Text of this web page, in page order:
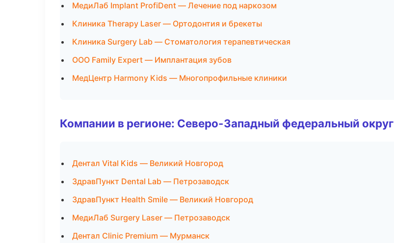
МедиЛаб Implant ProfiDent — Лечение под наркозом
Клиника Therapy Laser — Ортодонтия и брекеты
Клиника Surgery Lab — Стоматология терапевтическая
ООО Family Expert — Имплантация зубов
МедЦентр Harmony Kids — Многопрофильные клиники
Компании в регионе: Северо-Западный федеральный округ
Дентал Vital Kids — Великий Новгород
ЗдравПункт Dental Lab — Петрозаводск
ЗдравПункт Health Smile — Великий Новгород
МедиЛаб Surgery Laser — Петрозаводск
Дентал Clinic Premium — Мурманск